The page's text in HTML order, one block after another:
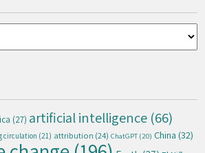
(27) artificial intelligence (66)
circulation (21) attribution (24) ChatGPT (20) China (32)